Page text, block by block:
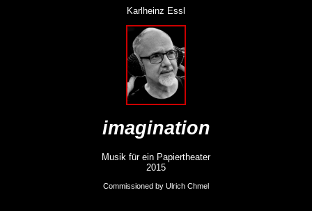
Karlheinz Essl
imagination
Musik für ein Papiertheater
2015
Commissioned by Ulrich Chmel